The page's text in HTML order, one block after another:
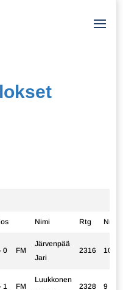
Nimi Rtg Nr
0 FM
Järvenpää
Jari
2316 10
1 FM
Luukkonen
2328 9